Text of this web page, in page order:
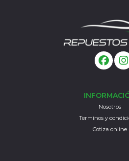
Nosotros
Terminos y
Cotiza online